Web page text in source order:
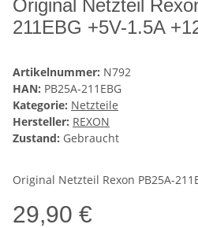
Original Netzteil
211EBG +5V-1.5A
Artikelnummer: N792
HAN: PB25A-211EBG
Kategorie: Netzteile
Hersteller: REXON
Zustand: Gebraucht
Original Netzteil Rexon PB25A-
29,90 €